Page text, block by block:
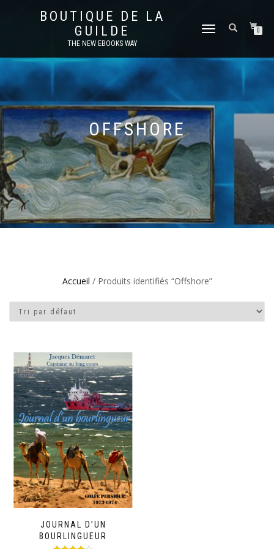
BOUTIQUE DE LA
GUILDE
THE NEW EBOOKS WAY
DÉPLIER
0
OFFSHORE
Accueil / Produits identifiés “Offshore”
JOURNAL D’UN
BOURLINGUEUR